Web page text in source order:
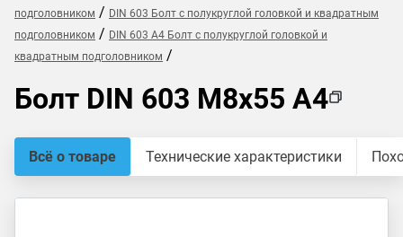
подголовником / DIN 603 Болт с полукруглой головкой и квадратным
подголовником / DIN 603 A4 Болт с полукруглой головкой и
квадратным подголовником /
Болт DIN 603 M8x55 A4
Всё о товаре Технические характеристики